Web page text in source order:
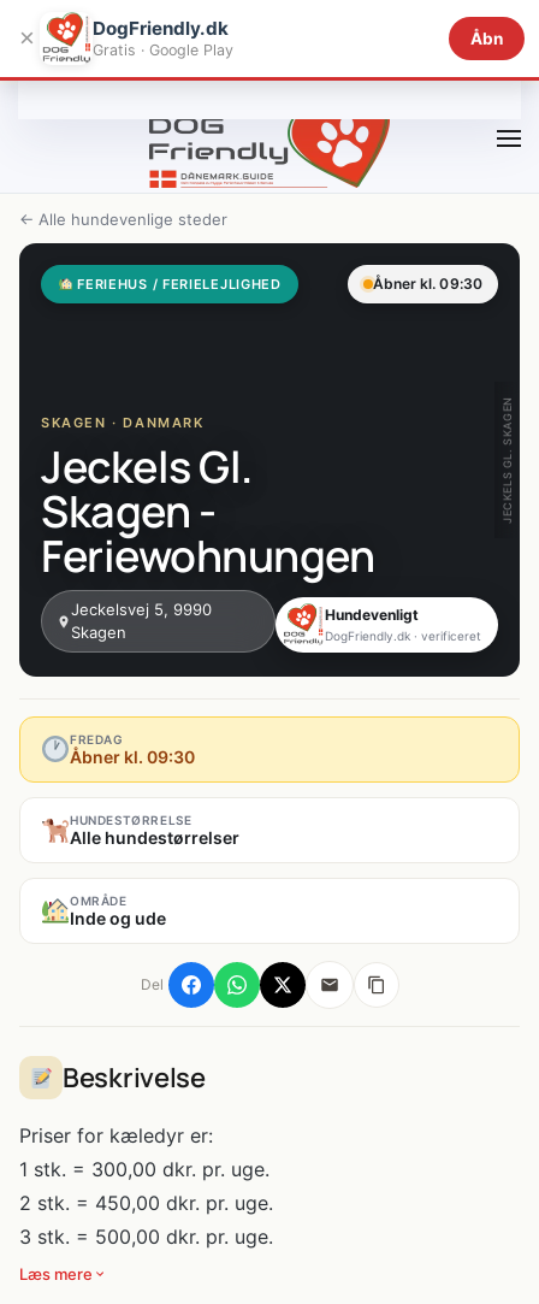
Gå til hovedindhold
× DogFriendly.dk
Gratis · Google Play
Åbn
← Alle hundevenlige steder
FERIEHUS / FERIELEJLIGHED Åbner kl. 09:30
SKAGEN · DANMARK
Jeckels Gl.
Skagen -
Feriewohnungen
Jeckelsvej 5, 9990
Skagen
Hundevenligt
DogFriendly.dk · verificeret
JECKELS GL. SKAGEN
FREDAG
Åbner kl. 09:30
HUNDESTØRRELSE
Alle hundestørrelser
OMRÅDE
Inde og ude
Del
Beskrivelse
Priser for kæledyr er:
1 stk. = 300,00 dkr. pr. uge.
2 stk. = 450,00 dkr. pr. uge.
3 stk. = 500,00 dkr. pr. uge.
Læs mere